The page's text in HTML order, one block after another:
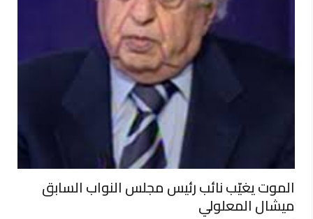
الموت يغيّب نائب رئيس مجلس النواب السابق
ميشال المعلولي